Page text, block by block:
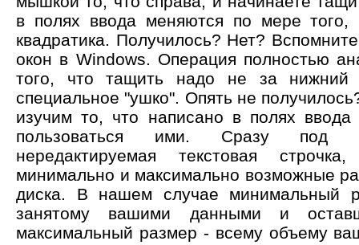
в полях ввода меняются по мере того,
квадратика. Получилось? Нет?
окон в Windows. Операция полностью
того, что тащить надо не за
специальное "ушко". Опять не
изучим то, что написано в полях
пользоваться ими. Сразу под
нередактируемая текстовая
минимально и максимально возможные
диска. В нашем случае минимальный
занятому вашими данными и
максимальный размер - всему объему